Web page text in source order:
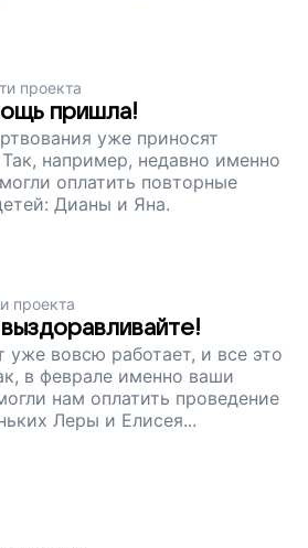
проекта
пришла!
уже приносят
например, недавно именно
оплатить повторные
Дианы и Яна.
проекта
уже вовсю работает, и все это
в феврале именно ваши
нам оплатить проведение
Леры и Елисея...